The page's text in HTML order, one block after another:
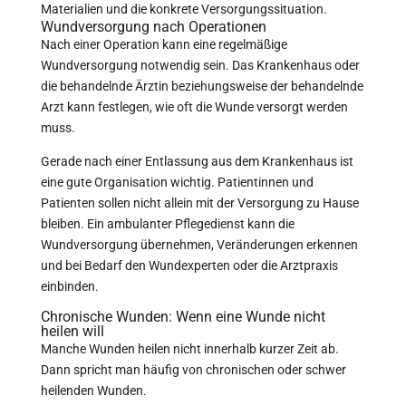
Materialien und die konkrete Versorgungssituation.
Wundversorgung nach Operationen
Nach einer Operation kann eine regelmäßige
Wundversorgung notwendig sein. Das Krankenhaus oder
die behandelnde Ärztin beziehungsweise der behandelnde
Arzt kann festlegen, wie oft die Wunde versorgt werden
muss.
Gerade nach einer Entlassung aus dem Krankenhaus ist
eine gute Organisation wichtig. Patientinnen und
Patienten sollen nicht allein mit der Versorgung zu Hause
bleiben. Ein ambulanter Pflegedienst kann die
Wundversorgung übernehmen, Veränderungen erkennen
und bei Bedarf den Wundexperten oder die Arztpraxis
einbinden.
Chronische Wunden: Wenn eine Wunde nicht
heilen will
Manche Wunden heilen nicht innerhalb kurzer Zeit ab.
Dann spricht man häufig von chronischen oder schwer
heilenden Wunden.